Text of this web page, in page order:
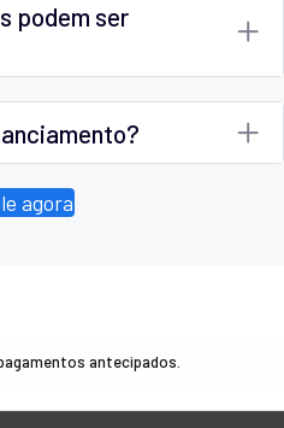
podem ser
agora
antecipados.